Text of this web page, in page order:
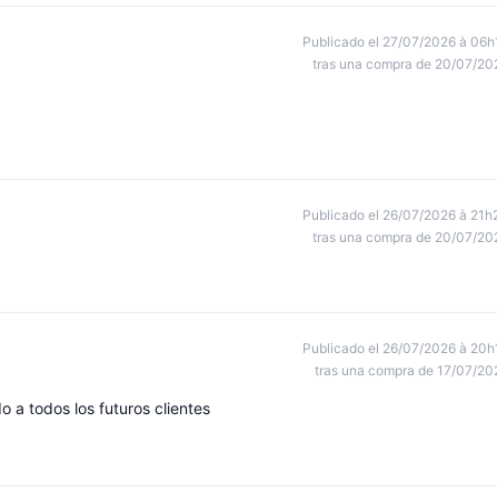
Publicado el 27/07/2026 à
tras una compra de 20/07/
Publicado el 26/07/2026 à
tras una compra de 20/07/
Publicado el 26/07/2026 à
tras una compra de 17/07/
a todos los futuros clientes